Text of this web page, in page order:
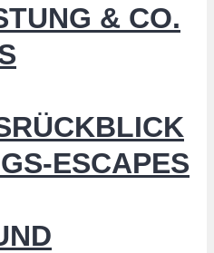
& CO.
ESCAPES